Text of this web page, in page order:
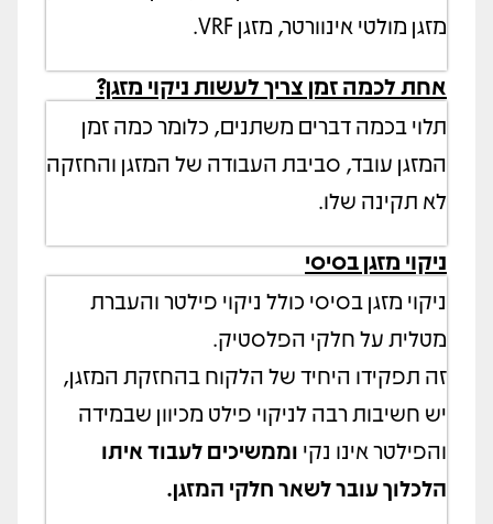
מזגן מולטי אינוורטר, מזגן VRF.
אחת לכמה זמן צריך לעשות ניקוי מזגן?
תלוי בכמה דברים משתנים, כלומר כמה זמן
המזגן עובד, סביבת העבודה של המזגן והחזקה
לא תקינה שלו.
ניקוי מזגן בסיסי
ניקוי מזגן בסיסי כולל ניקוי פילטר והעברת
מטלית על חלקי הפלסטיק.
זה תפקידו היחיד של הלקוח בהחזקת המזגן,
יש חשיבות רבה לניקוי פילט מכיוון שבמידה
והפילטר אינו נקי וממשיכים לעבוד איתו
הלכלוך עובר לשאר חלקי המזגן.